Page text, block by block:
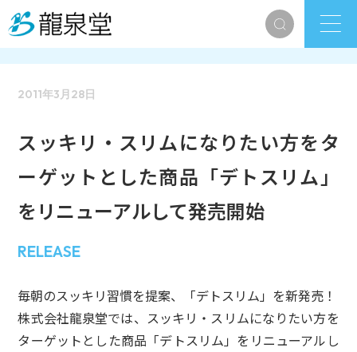
2011年3月28日
スッキリ・スリムになりたい方をタ
ーゲットとした商品「デトスリム」
をリニューアルして発売開始
RELEASE
毎朝のスッキリ習慣を提案、「デトスリム」を新発売！
株式会社龍泉堂では、スッキリ・スリムになりたい方を
ターゲットとした商品「デトスリム」をリニューアルし